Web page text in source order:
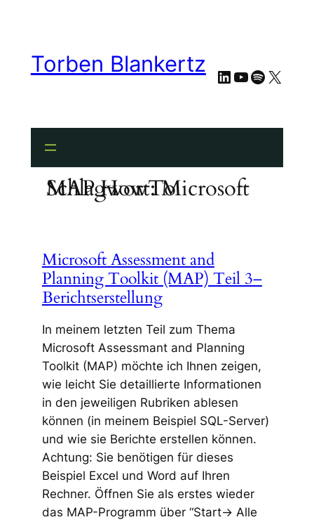
springenTorben Blankertz LinkedIn
YouTube
Spotify
X
Schlagwort:
Microsoft MAP HowTo
Microsoft Assessment and
Planning Toolkit (MAP) Teil 3–
Berichtserstellung
In meinem letzten Teil zum Thema
Microsoft Assessmant and Planning
Toolkit (MAP) möchte ich Ihnen zeigen,
wie leicht Sie detaillierte Informationen
in den jeweiligen Rubriken ablesen
können (in meinem Beispiel SQL-Server)
und wie sie Berichte erstellen können.
Achtung: Sie benötigen für dieses
Beispiel Excel und Word auf Ihren
Rechner. Öffnen Sie als erstes wieder
das MAP-Programm über “Start-> Alle